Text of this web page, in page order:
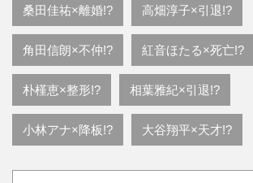
桑田佳祐×離婚!? 高畑淳子×引退!?
角田信朗×不仲!? 紅音ほたる×死亡!?
朴槿恵×整形!? 相葉雅紀×引退!?
小林アナ×降板!? 大谷翔平×天才!?